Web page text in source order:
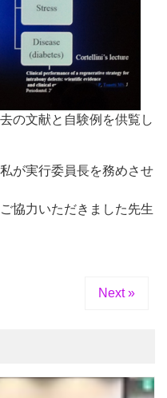
の文献と自験例を供覧し
が実行委員長を務めさせ
協力いただきました先生
Next »